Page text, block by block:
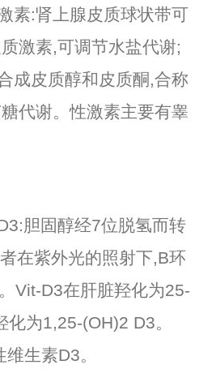
:肾上腺皮质球状带可
激素,可调节水盐代谢;
成皮质醇和皮质酮,合称
代谢。性激素主要有睾
固醇经7位脱氢而转
在紫外光的照射下,B环
Vit-D3在肝脏羟化为25-
为1,25-(OH)2 D3。
生素D3。